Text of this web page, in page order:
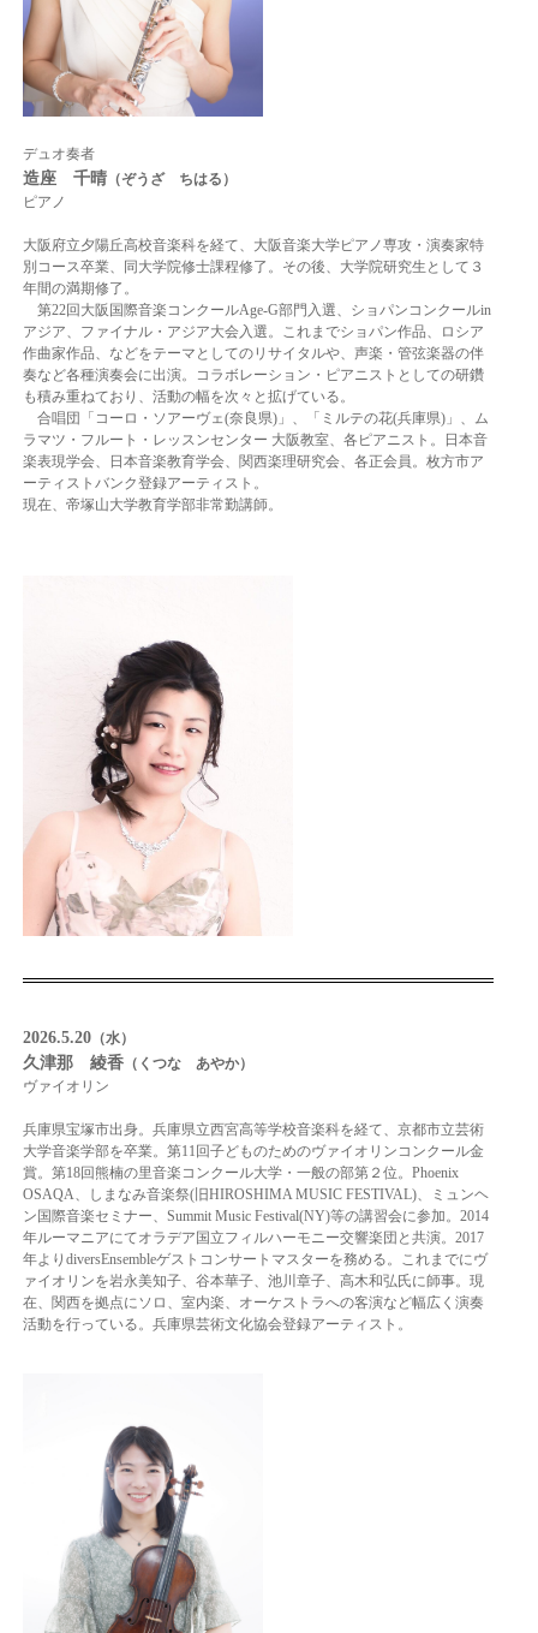
デュオ奏者
造座 千晴（ぞうざ ちはる）
ピアノ
大阪府立夕陽丘高校音楽科を経て、大阪音楽大学ピアノ専攻・演奏家特
別コース卒業、同大学院修士課程修了。その後、大学院研究生として３
年間の満期修了。
第22回大阪国際音楽コンクールAge-G部門入選、ショパンコンクールin
アジア、ファイナル・アジア大会入選。これまでショパン作品、ロシア
作曲家作品、などをテーマとしてのリサイタルや、声楽・管弦楽器の伴
奏など各種演奏会に出演。コラボレーション・ピアニストとしての研鑽
も積み重ねており、活動の幅を次々と拡げている。
合唱団「コーロ・ソアーヴェ(奈良県)」、「ミルテの花(兵庫県)」、ム
ラマツ・フルート・レッスンセンター 大阪教室、各ピアニスト。日本音
楽表現学会、日本音楽教育学会、関西楽理研究会、各正会員。枚方市ア
ーティストバンク登録アーティスト。
現在、帝塚山大学教育学部非常勤講師。
2026.5.20（水）
久津那 綾香（くつな あやか）
ヴァイオリン
兵庫県宝塚市出身。兵庫県立西宮高等学校音楽科を経て、京都市立芸術
大学音楽学部を卒業。第11回子どものためのヴァイオリンコンクール金
賞。第18回熊楠の里音楽コンクール大学・一般の部第２位。Phoenix
OSAQA、しまなみ音楽祭(旧HIROSHIMA MUSIC FESTIVAL)、ミュンヘ
ン国際音楽セミナー、Summit Music Festival(NY)等の講習会に参加。2014
年ルーマニアにてオラデア国立フィルハーモニー交響楽団と共演。2017
年よりdiversEnsembleゲストコンサートマスターを務める。これまでにヴ
ァイオリンを岩永美知子、谷本華子、池川章子、高木和弘氏に師事。現
在、関西を拠点にソロ、室内楽、オーケストラへの客演など幅広く演奏
活動を行っている。兵庫県芸術文化協会登録アーティスト。